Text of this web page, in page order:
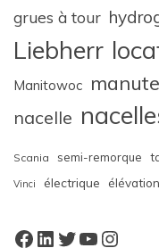
grues à tour
Liebherr
Manitowoc
nacelle
Scania semi-remorque
Vinci électrique élévation
Facebook
LinkedIn
Twitter
YouTube